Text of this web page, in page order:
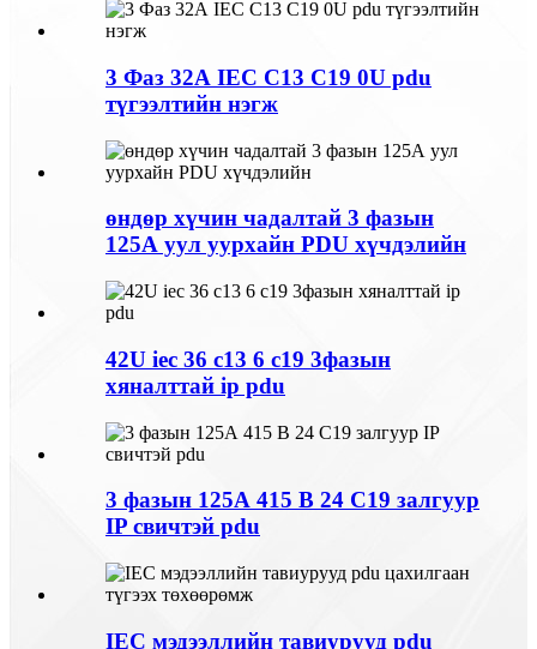
3 Фаз 32А IEC C13 C19 0U pdu
түгээлтийн нэгж
өндөр хүчин чадалтай 3 фазын
125А уул уурхайн PDU хүчдэлийн
42U iec 36 c13 6 c19 3фазын
хяналттай ip pdu
3 фазын 125А 415 В 24 C19 залгуур
IP свичтэй pdu
IEC мэдээллийн тавиурууд pdu